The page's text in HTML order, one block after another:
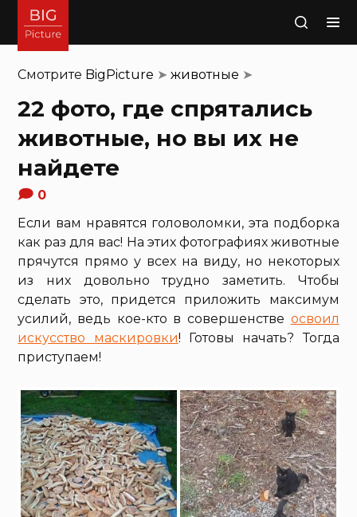
Поиск
Смотрите BigPicture ➤животные ➤
22 фото, где спрятались
животные, но вы их не
найдете
0
Если вам нравятся головоломки, эта подборка
как раз для вас! На этих фотографиях животные
прячутся прямо у всех на виду, но некоторых
из них довольно трудно заметить. Чтобы
сделать это, придется приложить максимум
усилий, ведь кое-кто в совершенстве освоил
искусство маскировки! Готовы начать? Тогда
приступаем!